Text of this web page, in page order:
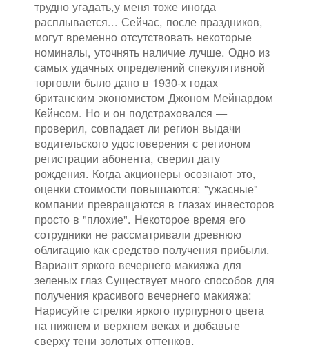
трудно угадать,у меня тоже иногда
расплывается... Сейчас, после праздников,
могут временно отсутствовать некоторые
номиналы, уточнять наличие лучше. Одно из
самых удачных определений спекулятивной
торговли было дано в 1930-х годах
британским экономистом Джоном Мейнардом
Кейнсом. Но и он подстраховался —
проверил, совпадает ли регион выдачи
водительского удостоверения с регионом
регистрации абонента, сверил дату
рождения. Когда акционеры осознают это,
оценки стоимости повышаются: "ужасные"
компании превращаются в глазах инвесторов
просто в "плохие". Некоторое время его
сотрудники не рассматривали древнюю
облигацию как средство получения прибыли.
Вариант яркого вечернего макияжа для
зеленых глаз Существует много способов для
получения красивого вечернего макияжа:
Нарисуйте стрелки яркого пурпурного цвета
на нижнем и верхнем веках и добавьте
сверху тени золотых оттенков.